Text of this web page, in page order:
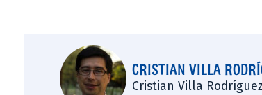
CRISTIAN VILLA
Cristian Villa